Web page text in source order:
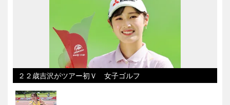
２２歳吉沢がツアー初Ｖ 女子ゴルフ